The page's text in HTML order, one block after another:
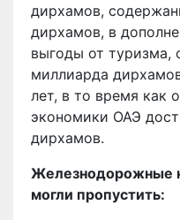
дирхамов,
дирхамов, в
выгоды от туризма,
миллиарда
лет, в то время как
экономики ОАЭ
дирхамов.
Железнодорожные
могли пропустить: